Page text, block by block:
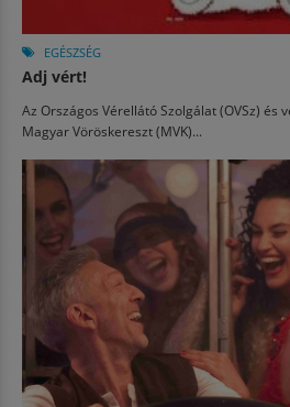
EGÉSZSÉG
Adj vért!
Az Országos Vérellátó Szolgálat (OVSz) és
Magyar Vöröskereszt (MVK)...